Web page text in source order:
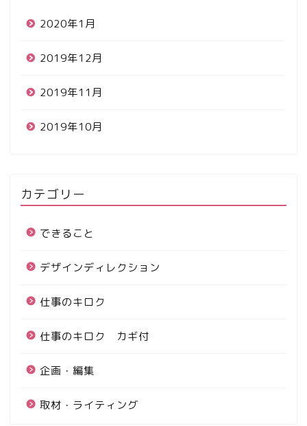
2020年1月
2019年12月
2019年11月
2019年10月
カテゴリー
できること
デザインディレクション
仕事のキロク
仕事のキロク カギ付
企画・編集
取材・ライティング